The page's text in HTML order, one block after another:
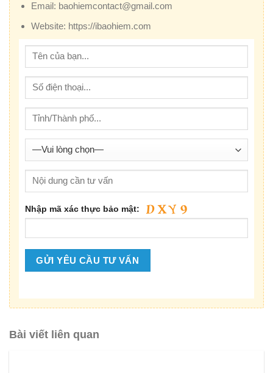
Email: baohiemcontact@gmail.com
Website: https://ibaohiem.com
Nhập mã xác thực bảo mật:
Bài viết liên quan